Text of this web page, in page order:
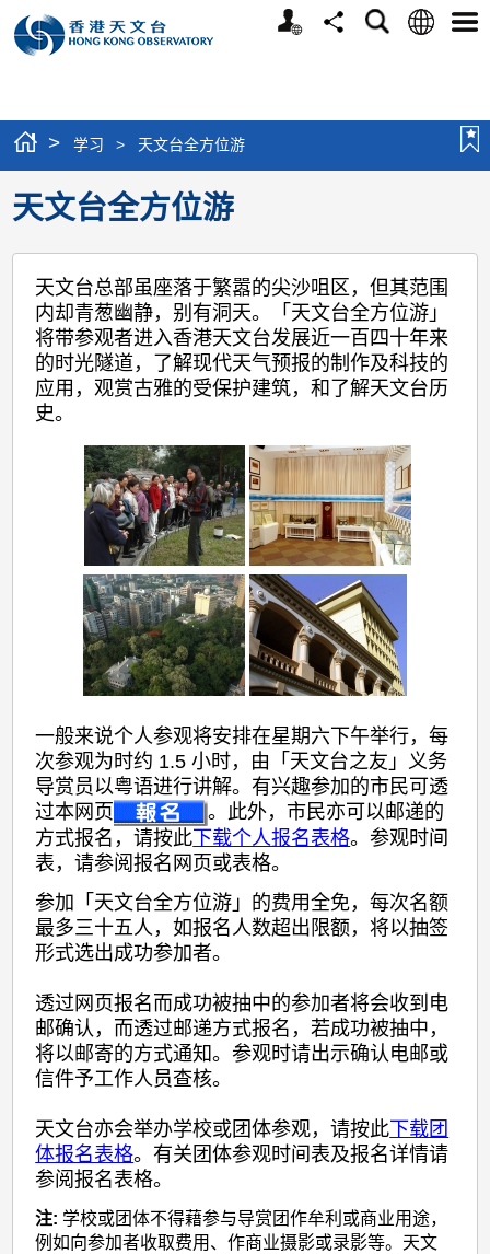
个
分
搜
语
选
> 学习 > 天文台全方位游
天文台全方位游
天文台总部虽座落于繁嚣的尖沙咀区，但其范围
内却青葱幽静，别有洞天。「天文台全方位游」
将带参观者进入香港天文台发展近一百四十年来
的时光隧道，了解现代天气预报的制作及科技的
应用，观赏古雅的受保护建筑，和了解天文台历
史。
一般来说个人参观将安排在星期六下午举行，每
次参观为时约 1.5 小时，由「天文台之友」义务
导赏员以粤语进行讲解。有兴趣参加的市民可透
过本网页
。此外，市民亦可以邮递的
方式报名，请按此 下载个人报名表格。参观时间
表，请参阅报名网页或表格。
参加「天文台全方位游」的费用全免，每次名额
最多三十五人，如报名人数超出限额，将以抽签
形式选出成功参加者。
透过网页报名而成功被抽中的参加者将会收到电
邮确认，而透过邮递方式报名，若成功被抽中，
将以邮寄的方式通知。参观时请出示确认电邮或
信件予工作人员查核。
天文台亦会举办学校或团体参观，请按此下载团
体报名表格。有关团体参观时间表及报名详情请
参阅报名表格。
注: 学校或团体不得藉参与导赏团作牟利或商业用途，
例如向参加者收取费用、作商业摄影或录影等。天文